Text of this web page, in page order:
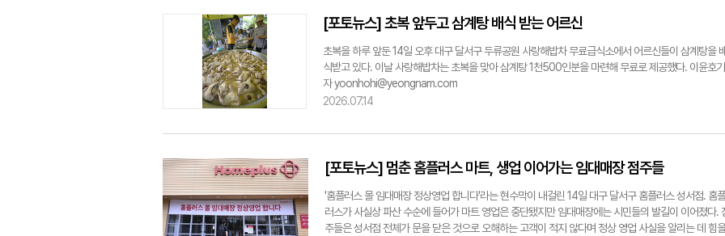
다"고 거듭 강조했다. 국회의원을 지낸 그가 지방행정을 선택한 이유도 같은 맥락이다. 국회는 입법기관
이지만 구청은 정책을 직접 집행한다. 그는 "자신의 철학과 역량을 가장 잘 펼칠 수 있는 자리가 단체장
이라고 판단했다"고 말했다. 그 연장선상에서 김 청장이 가장 자주 언급한 단어가 '생활행정'이다. 주민
삶과 가장 가까운 곳에서 '생활 속 불편'을 해결하고 삶의 질을 높이는 게 기초단체장의 역할이라는 의미
다. 그는 "행정을 통해 달서구민들이 더 행복한 삶을 누릴 수 있도록 하는 것을 최우선 목표로 삼았다"고
했다. 이같은 철학은 정책 결정 방식에도 반영된다. 보여주기식 성과보다 주민들이 실제 체감하는 변화
"한쪽만 보고 판단해선 안 된다"고 했다. 그가 강조한 또 다른 키워드는 '공개 소통'이다. 민원을 비공개
에서 공개 토론을 통해 주민 의견을 수렴하고 공개적으로 대화하고 공개적으로 결정하는 원칙을 지켜 행
정 신뢰도를 높이겠다고 했다. 조직 운영 철학은 '권한과 책임'에 맞춰져 있다. 정책을 단체장이 일방적으
로 지시하기보다 공직자들이 스스로 토론하고 우수 사례를 찾아 정책을 제안해야 조직이 성장할 수 있
는 것이다. 그는 "리더는 방향을 제시하는 사람이지 모든 것을 일일이 지시하는 사람이 아니다"라며 "사
람은 누구나 적어도 하나의 강점과 천재성은 갖고 있다. 공직사회는 구성원의 가능성을 끌어내는 조직
[포토뉴스] 초복 앞두고 삼계탕 배식 받는 어르신
초복을 하루 앞둔 14일 오후 대구 달서구 두류공원 사랑해밥차 무료급식소에서 어르신들이 삼계탕을
식받고 있다. 이날 사랑해밥차는 초복을 맞아 삼계탕 1천500인분을 마련해 무료로 제공했다. 이윤호기
자 yoonhohi@yeongnam.com
2026.07.14
[포토뉴스] 멈춘 홈플러스 마트, 생업 이어가는 임대매장 점주들
'홈플러스 몰 임대매장 정상영업 합니다'라는 현수막이 내걸린 14일 대구 달서구 홈플러스 성서점. 홈플
러스가 사실상 파산 수순에 들어가 마트 영업은 중단됐지만 임대매장에는 시민들의 발길이 이어졌다.
주들은 성서점 전체가 문을 닫은 것으로 오해하는 고객이 적지 않다며 정상 영업 사실을 알리는 데 힘을